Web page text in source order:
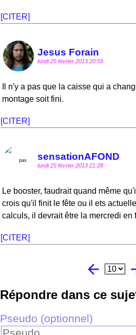
[CITER]
Jesus Forain
lundi 25 février 2013 20:59
Il n'y a pas que la caisse qui a
montage soit fini.
[CITER]
sensationAFOND
lundi 25 février 2013 21:28
Le booster, faudrait quand même
crois qu'il finit le fête ou il ets
calculs, il devrait être la mercredi en
[CITER]
arrow_back
Répondre dans ce
Pseudo (optionnel)